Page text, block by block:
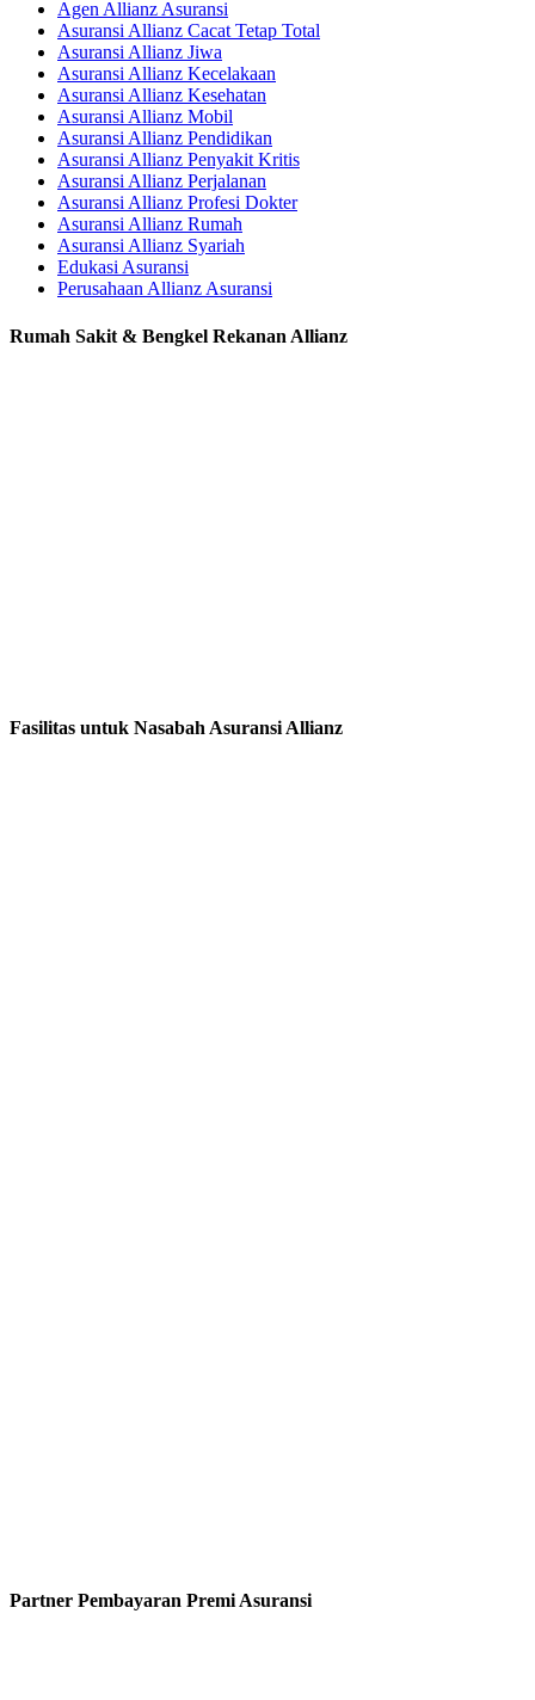
Agen Allianz Asuransi
Asuransi Allianz Cacat Tetap Total
Asuransi Allianz Jiwa
Asuransi Allianz Kecelakaan
Asuransi Allianz Kesehatan
Asuransi Allianz Mobil
Asuransi Allianz Pendidikan
Asuransi Allianz Penyakit Kritis
Asuransi Allianz Perjalanan
Asuransi Allianz Profesi Dokter
Asuransi Allianz Rumah
Asuransi Allianz Syariah
Edukasi Asuransi
Perusahaan Allianz Asuransi
Rumah Sakit & Bengkel Rekanan Allianz
Fasilitas untuk Nasabah Asuransi Allianz
Partner Pembayaran Premi Asuransi